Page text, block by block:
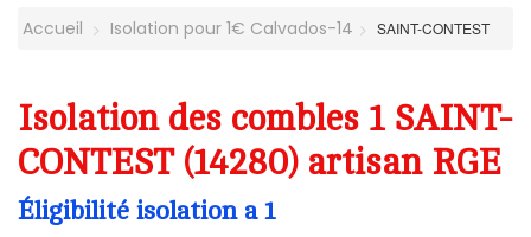
Accueil Isolation pour 1€ Calvados-14 SAINT-CONTEST
Isolation des combles 1 SAINT-
CONTEST (14280) artisan RGE
Éligibilité isolation a 1